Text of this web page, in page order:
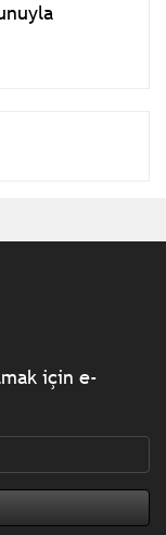
için e-